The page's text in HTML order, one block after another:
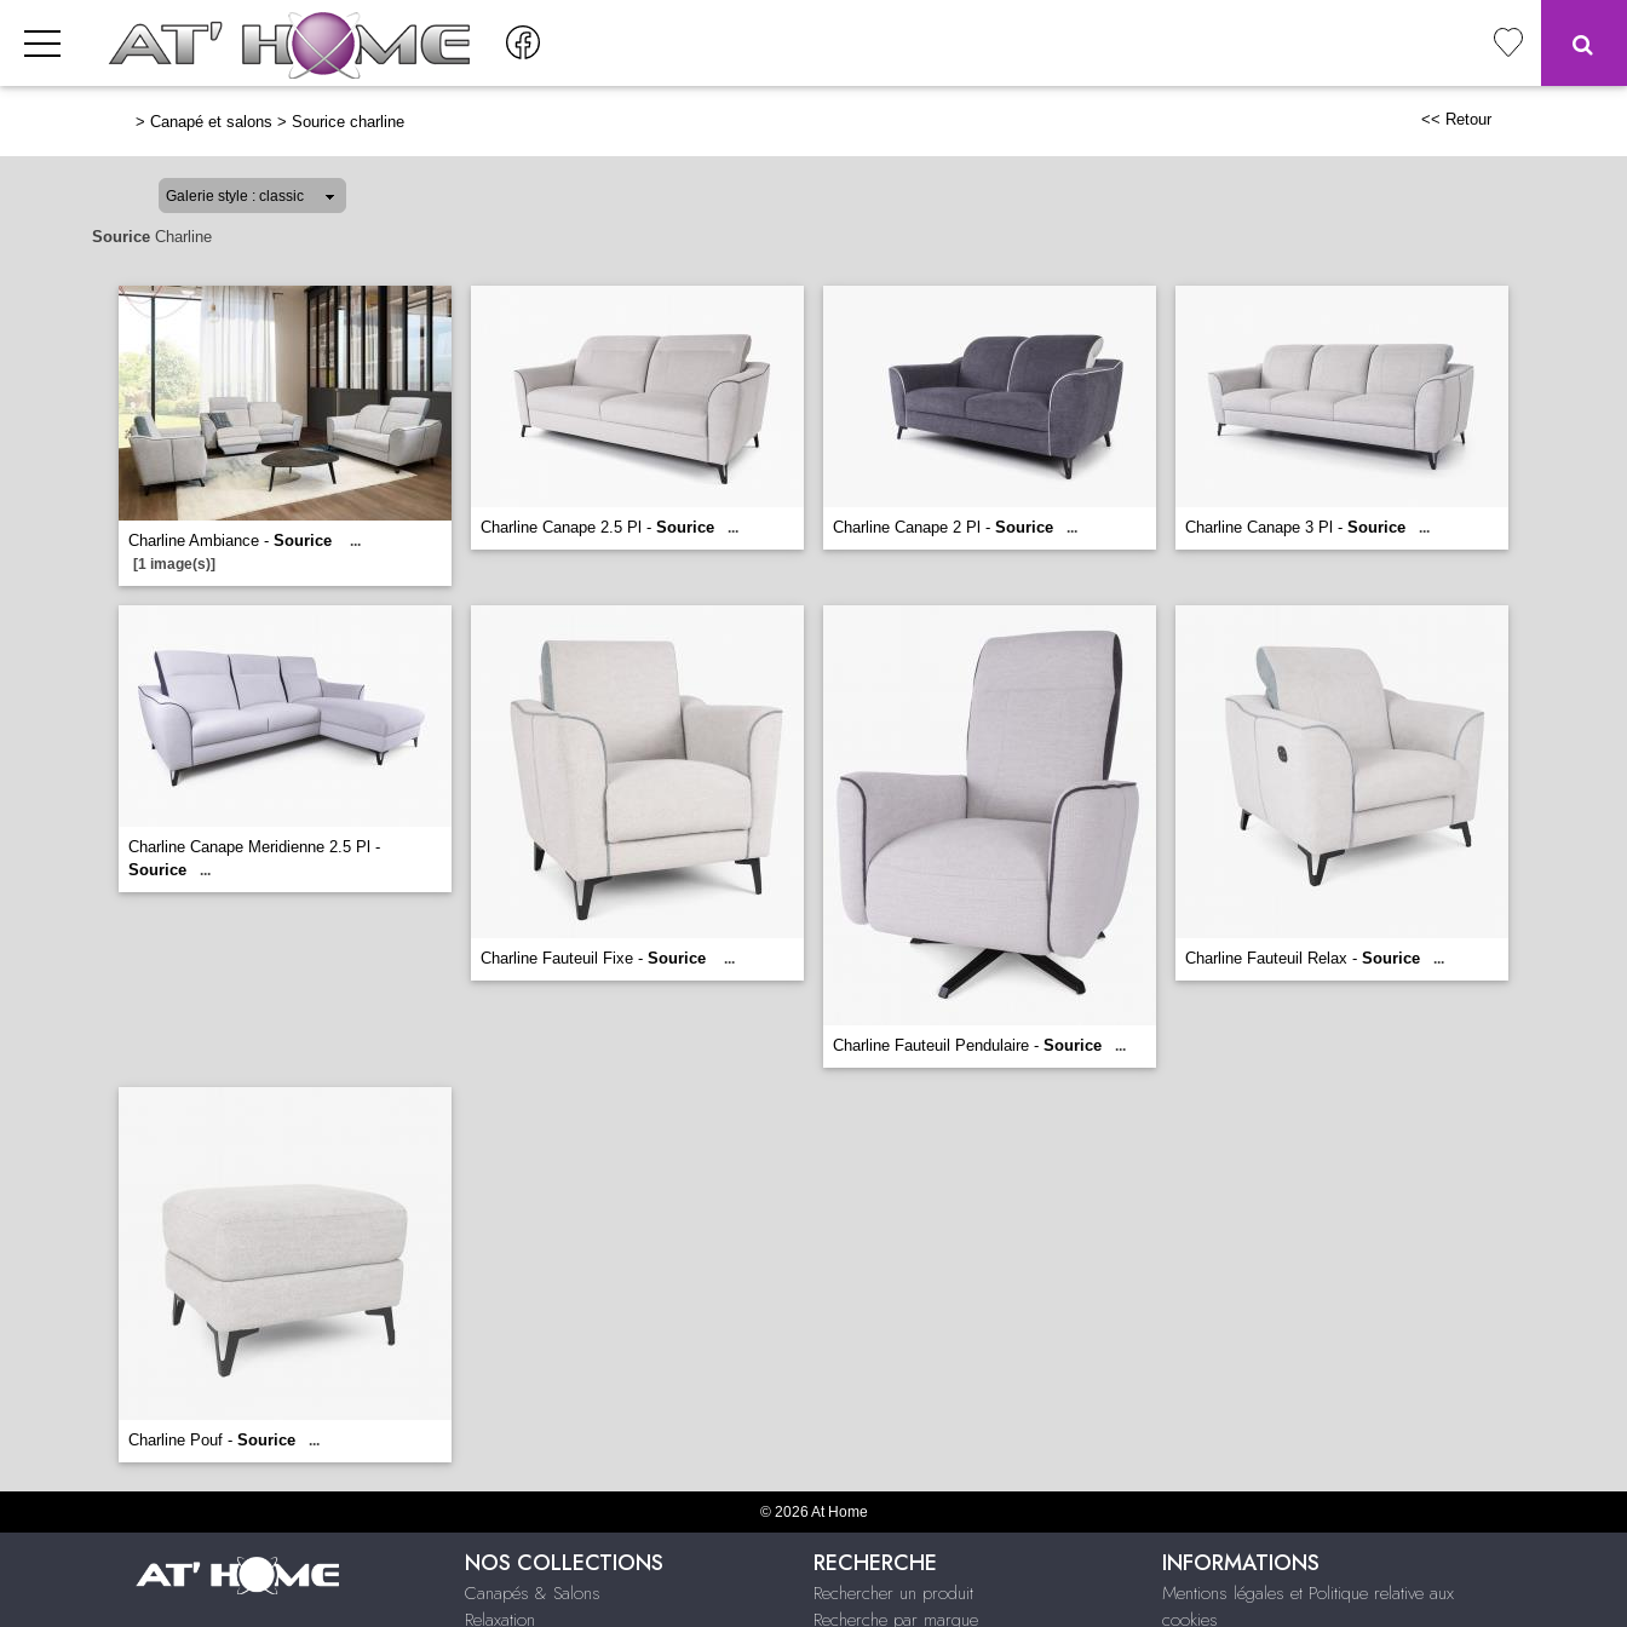
> Canapé et salons > Sourice charline << Retour
Sourice Charline
Charline Ambiance - Sourice
...
[1 image(s)]
Charline Canape 2.5 Pl - Sourice ... Charline Canape 2 Pl - Sourice ... Charline Canape 3 Pl - Sourice ...
Charline Canape Meridienne 2.5 Pl -
Sourice
...
Charline Fauteuil Fixe - Sourice ...
Charline Fauteuil Pendulaire - Sourice ...
Charline Fauteuil Relax - Sourice ...
Charline Pouf - Sourice ...
© 2026 At Home
NOS COLLECTIONS
Canapés & Salons
Relaxation
RECHERCHE
Rechercher un produit
Recherche par marque
INFORMATIONS
Mentions légales et Politique relative aux
cookies